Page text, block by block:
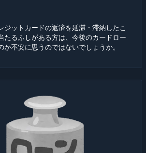
ジットカードの返済を延滞・滞納したこ
たるふしがある方は、今後のカードロー
か不安に思うのではないでしょうか。